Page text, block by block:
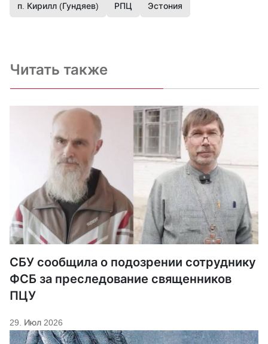
п. Кирилл (Гундяев) РПЦ Эстония
Читать также
СБУ сообщила о подозрении сотруднику
ФСБ за преследование священников
ПЦУ
29. Июл 2026